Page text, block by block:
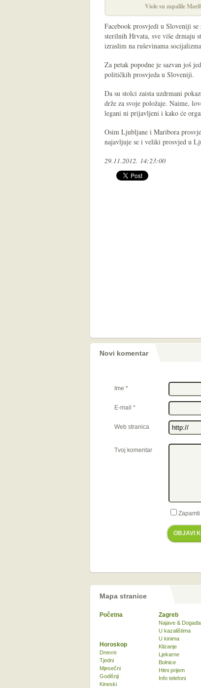
Viole su zapalile
Facebook prosvjedi u Sloveniji
sterilnih Hrvata, sve više drmaju
izraslim na ruševinama
Za petak popodne je sazvan još
političkih prosvjeda u Sloveniji.
Da su stolci zaista uzdrmani
drže za svoje položaje. Naime,
legani ni prijavljeni i kako će
Osim Ljubljane i Maribora
najavljuje se i veliki prosvjed u
29.11.2012. 14:23:00
Novi komentar
Ime *
E-mail *
Web stranica
Tvoj komentar
OBJAVI
Mapa stranice
Početna Zagreb
Najave &
U kazalištima
U kinima
Klizanje
Ljekarne
Bolnice
Hitni prijem
Info telefoni
Horoskop
Dnevni
Tjedni
Mjesečni
Godišnji
Kineski